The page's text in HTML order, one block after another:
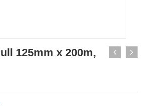
125mm x 200m,